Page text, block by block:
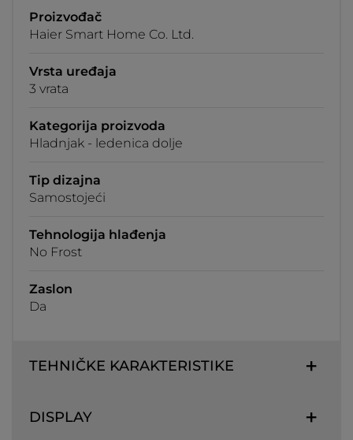
Proizvođač
Haier Smart Home Co. Ltd.
Vrsta uređaja
3 vrata
Kategorija proizvoda
Hladnjak - ledenica dolje
Tip dizajna
Samostojeći
Tehnologija hlađenja
No Frost
Zaslon
Da
TEHNIČKE KARAKTERISTIKE
DISPLAY